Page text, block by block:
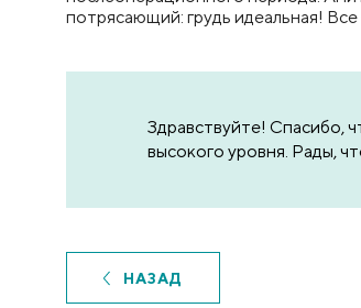
потрясающий: грудь идеальная!
Здравствуйте! Спасибо,
высокого уровня. Рады,
НАЗАД